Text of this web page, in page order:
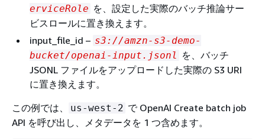
erviceRole を、設定した実際のバッチ推論サー
ビスロールに置き換えます。
input_file_id – s3://amzn-s3-demo-
bucket/openai-input.jsonl
を、バッチ
JSONL ファイルをアップロードした実際の S3 URI
に置き換えます。
この例では、
us-west-2 で OpenAI Create batch job
API を呼び出し、メタデータを 1 つ含めます。